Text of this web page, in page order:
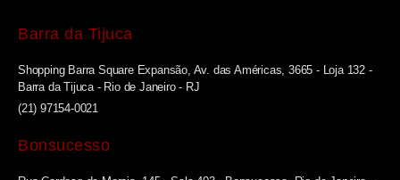
Barra da Tijuca
Shopping Barra Square Expansão, Av. das Américas, 3665 - Loja 132 -
Barra da Tijuca - Rio de Janeiro - RJ
(21) 97154-0021
Bonsucesso